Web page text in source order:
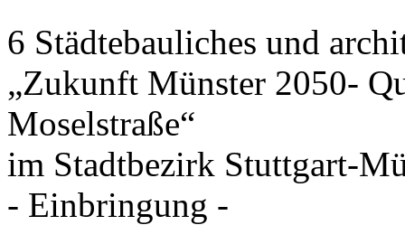
6 Städtebauliches und
„Zukunft Münster 2050-
Moselstraße“
im Stadtbezirk Stuttgart-
- Einbringung -